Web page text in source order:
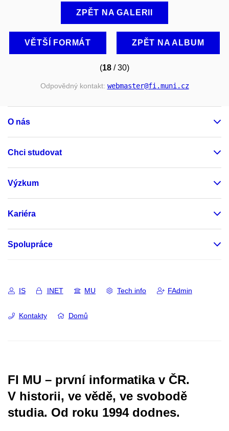
ZPĚT NA GALERII
VĚTŠÍ FORMÁT ZPĚT NA ALBUM
(18 / 30)
Odpovědný kontakt: webmaster@fi.muni.cz
O nás
Chci studovat
Výzkum
Kariéra
Spolupráce
IS INET MU Tech info FAdmin
Kontakty Domů
FI MU – první informatika v ČR.
V historii, ve vědě, ve svobodě
studia. Od roku 1994 dodnes.